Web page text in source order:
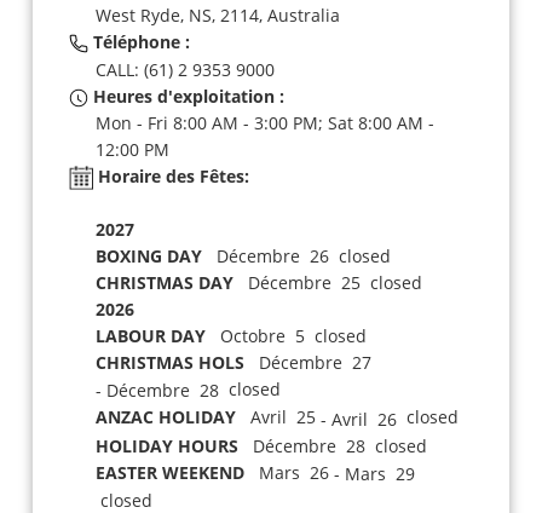
West Ryde, NS, 2114, Australia
Téléphone :
CALL: (61) 2 9353 9000
Heures d'exploitation :
Mon - Fri 8:00 AM - 3:00 PM; Sat 8:00 AM -
12:00 PM
Horaire des Fêtes:
2027
BOXING DAYDécembre 26 closed
CHRISTMAS DAYDécembre 25 closed
2026
LABOUR DAYOctobre 5 closed
CHRISTMAS HOLS Décembre 27
- Décembre 28closed
ANZAC HOLIDAYAvril 25 - Avril 26closed
HOLIDAY HOURS Décembre 28 closed
EASTER WEEKENDMars 26 - Mars 29
closed